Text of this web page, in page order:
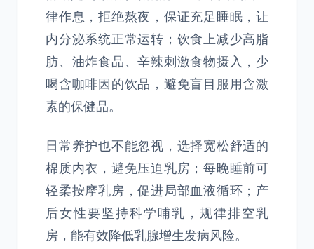
律作息，拒绝熬夜，保证充足睡眠，让
内分泌系统正常运转；饮食上减少高脂
肪、油炸食品、辛辣刺激食物摄入，少
喝含咖啡因的饮品，避免盲目服用含激
素的保健品。
日常养护也不能忽视，选择宽松舒适的
棉质内衣，避免压迫乳房；每晚睡前可
轻柔按摩乳房，促进局部血液循环；产
后女性要坚持科学哺乳，规律排空乳
房，能有效降低乳腺增生发病风险。